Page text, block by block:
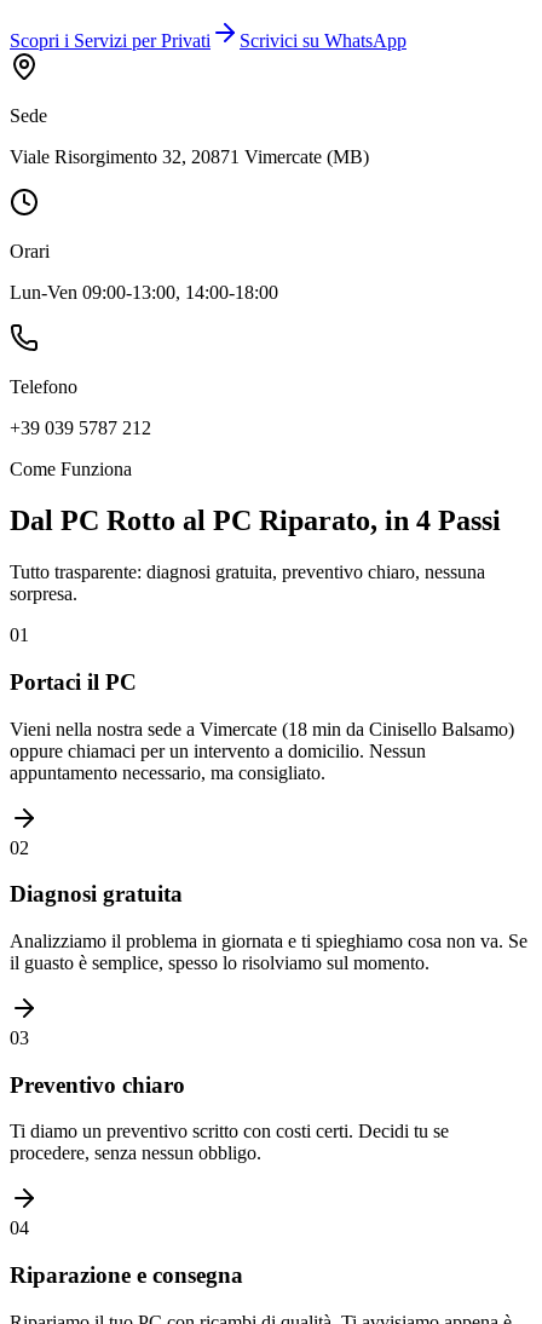
Scopri i Servizi per Privati Scrivici su WhatsApp
Sede
Viale Risorgimento 32, 20871 Vimercate (MB)
Orari
Lun-Ven 09:00-13:00, 14:00-18:00
Telefono
+39 039 5787 212
Come Funziona
Dal PC Rotto al PC Riparato, in 4 Passi
Tutto trasparente: diagnosi gratuita, preventivo chiaro, nessuna
sorpresa.
01
Portaci il PC
Vieni nella nostra sede a Vimercate (18 min da Cinisello Balsamo)
oppure chiamaci per un intervento a domicilio. Nessun
appuntamento necessario, ma consigliato.
02
Diagnosi gratuita
Analizziamo il problema in giornata e ti spieghiamo cosa non va. Se
il guasto è semplice, spesso lo risolviamo sul momento.
03
Preventivo chiaro
Ti diamo un preventivo scritto con costi certi. Decidi tu se
procedere, senza nessun obbligo.
04
Riparazione e consegna